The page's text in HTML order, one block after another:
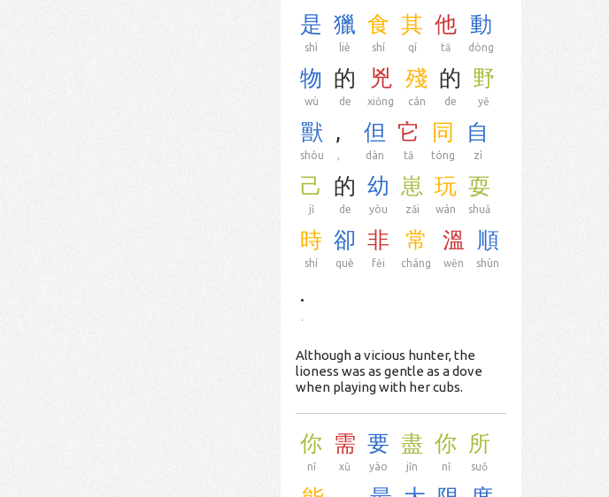
是
shì
獵
liè
食
shí
其
qí
他
tā
動
dòng
物
wù
的
de
兇
xiōng
殘
cán
的
de
野
yě
獸
shòu
,
,
但
dàn
它
tā
同
tóng
自
zì
己
jǐ
的
de
幼
yòu
崽
zǎi
玩
wán
耍
shuǎ
時
shí
卻
què
非
fēi
常
cháng
溫
wēn
順
shùn
.
.
Although a vicious hunter, the
lioness was as gentle as a dove
when playing with her cubs.
你
nǐ
需
xū
要
yào
盡
jǐn
你
nǐ
所
suǒ